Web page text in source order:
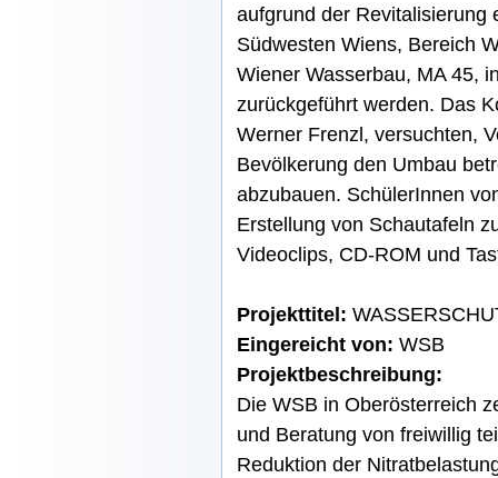
aufgrund der Revitalisierung
Südwesten Wiens, Bereich
Wiener Wasserbau, MA 45,
zurückgeführt werden. Das
Werner Frenzl, versuchten,
Bevölkerung den Umbau
abzubauen. SchülerInnen
Erstellung von Schautafeln
Videoclips, CD-ROM und
Projekttitel:
Eingereicht von: WSB
Projektbeschreibung:
Die WSB in Oberösterreich
und Beratung von freiwillig
Reduktion der